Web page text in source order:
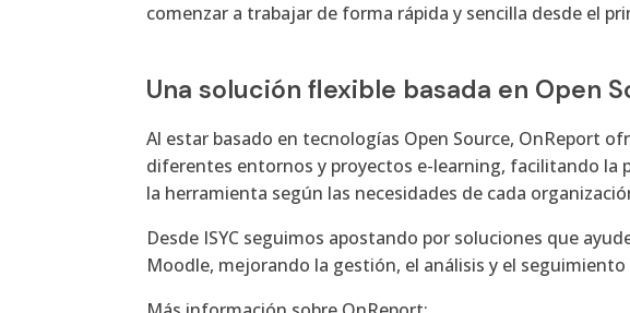
comenzar a trabajar de forma rápida y sencilla desde el
Una solución flexible basada en Open
Al estar basado en tecnologías Open Source, OnReport
diferentes entornos y proyectos e-learning, facilitando la
la herramienta según las necesidades de cada
Desde ISYC seguimos apostando por soluciones que
Moodle, mejorando la gestión, el análisis y el